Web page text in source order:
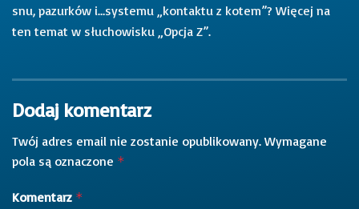
snu, pazurków i…systemu „kontaktu z kotem”? Więcej na
ten temat w słuchowisku „Opcja Z”.
Dodaj komentarz
Twój adres email nie zostanie opublikowany. Wymagane
pola są oznaczone *
Komentarz *